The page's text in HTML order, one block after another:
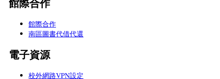
館際合作
館際合作
南區圖書代借代還
電子資源
校外網路VPN設定